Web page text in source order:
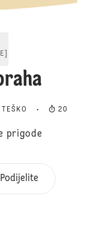
0.0. Click to rate.
20
prigode
Podijelite